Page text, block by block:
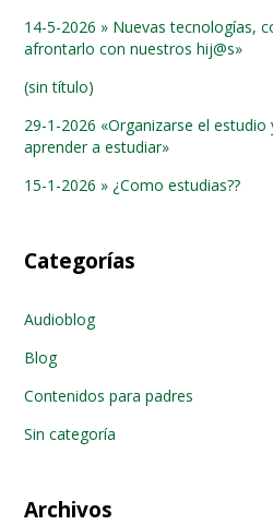
14-5-2026 » Nuevas tecnologías,
afrontarlo con nuestros hij@s»
(sin título)
29-1-2026 «Organizarse el estudio
aprender a estudiar»
15-1-2026 » ¿Como estudias??
Categorías
Audioblog
Blog
Contenidos para padres
Sin categoría
Archivos